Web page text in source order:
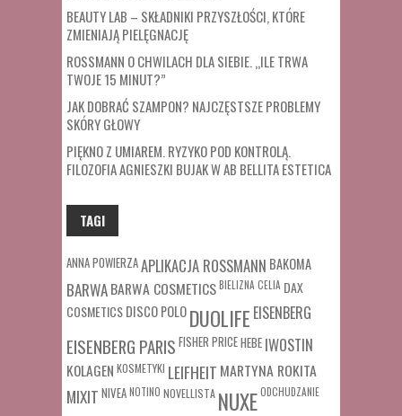
BEAUTY LAB – SKŁADNIKI PRZYSZŁOŚCI, KTÓRE
ZMIENIAJĄ PIELĘGNACJĘ
ROSSMANN O CHWILACH DLA SIEBIE. „ILE TRWA
TWOJE 15 MINUT?”
JAK DOBRAĆ SZAMPON? NAJCZĘSTSZE PROBLEMY
SKÓRY GŁOWY
PIĘKNO Z UMIAREM. RYZYKO POD KONTROLĄ.
FILOZOFIA AGNIESZKI BUJAK W AB BELLITA ESTETICA
TAGI
ANNA POWIERZAAPLIKACJA ROSSMANN BAKOMA
BARWABARWA COSMETICSBIELIZNA CELIA DAX
COSMETICSDISCO POLODUOLIFE EISENBERG
EISENBERG PARIS FISHER PRICEHEBE IWOSTIN
KOLAGEN KOSMETYKI LEIFHEIT MARTYNA ROKITA
MIXIT NIVEANOTINO NOVELLISTA NUXEODCHUDZANIE